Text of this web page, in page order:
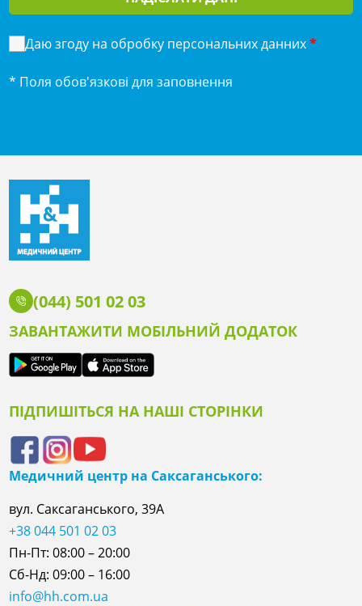
Даю згоду на обробку персональних данних*
* Поля обов'язкові для заповнення
(044) 501 02 03
ЗАВАНТАЖИТИ МОБІЛЬНИЙ ДОДАТОК
ПІДПИШІТЬСЯ НА НАШІ СТОРІНКИ
Медичний центр на Саксаганського:
вул. Саксаганського, 39А
+38 044 501 02 03
Пн-Пт: 08:00 – 20:00
Сб-Нд: 09:00 – 16:00
info@hh.com.ua